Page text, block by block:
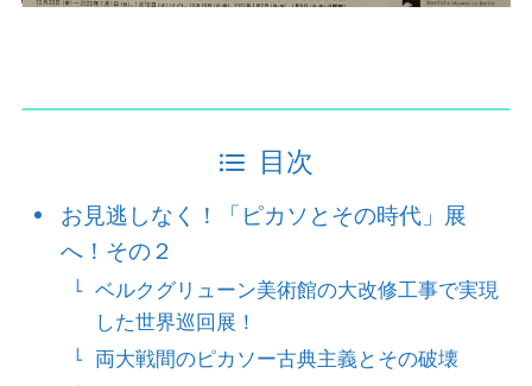
目次
お見逃しなく！「ピカソとその時代」展
へ！その２
ベルクグリューン美術館の大改修工事で実現
した世界巡回展！
両大戦間のピカソー古典主義とその破壊